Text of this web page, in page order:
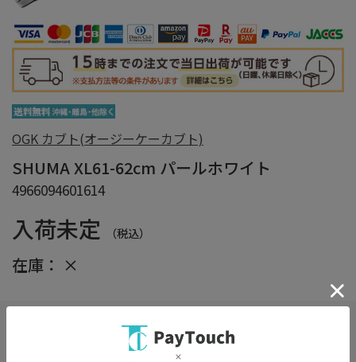
OGK カブト(オージーケーカブト)
SHUMA XL61-62cm パールホワイト
4966094601614
入荷未定 （税込）
在庫： ×
※商品の箱をエアクッションで保護し損傷を防ぎます。